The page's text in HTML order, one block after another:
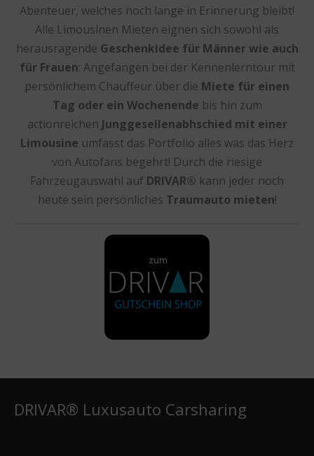
Abenteuer, welches noch lange in Erinnerung bleibt!
Alle Limousinen Mieten eignen sich sowohl als
herausragende Geschenkidee für Männer wie auch
für Frauen: Angefangen bei der Kennenlerntour mit
persönlichem Chauffeur über die Miete für einen
Tag oder ein Wochenende bis hin zum
actionreichen Junggesellenabhschied mit einer
Limousine umfasst das Portfolio alles was das Herz
von Autofans begehrt! Durch die riesige
Fahrzeugauswahl auf DRIVAR® kann jeder noch
heute sein persönliches Traumauto mieten!
DRIVAR® Luxusauto Carsharing